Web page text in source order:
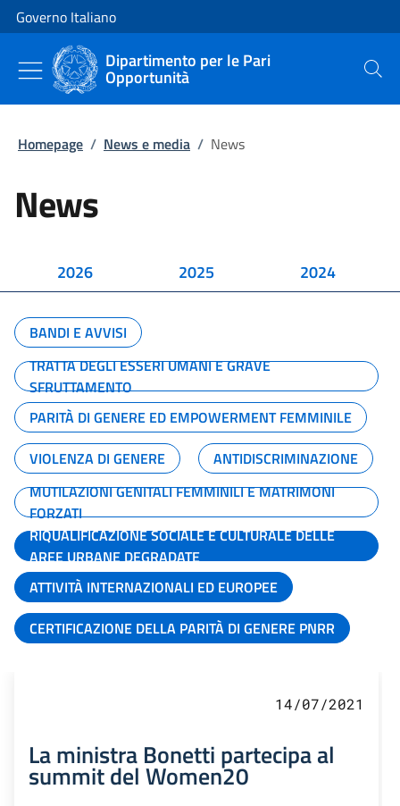
Vai al contenuto
Vai alla navigazione del sito
Governo Italiano
Dipartimento per le Pari
Opportunità Cerca
Homepage / News e media / News
News
2026 2025 2024
BANDI E AVVISI
TRATTA DEGLI ESSERI UMANI E GRAVE
SFRUTTAMENTO
PARITÀ DI GENERE ED EMPOWERMENT FEMMINILE
VIOLENZA DI GENERE
ANTIDISCRIMINAZIONE
MUTILAZIONI GENITALI FEMMINILI E MATRIMONI
FORZATI
RIQUALIFICAZIONE SOCIALE E CULTURALE DELLE
AREE URBANE DEGRADATE
ATTIVITÀ INTERNAZIONALI ED EUROPEE
CERTIFICAZIONE DELLA PARITÀ DI GENERE PNRR
14/07/2021
La ministra Bonetti partecipa al
summit del Women20